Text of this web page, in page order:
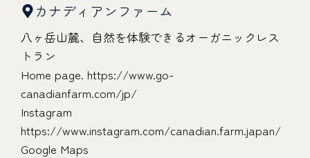
カナディアンファーム
八ヶ岳山麓、自然を体験できるオーガニックレス
トラン
Home page. https://www.go-
canadianfarm.com/jp/
Instagram
https://www.instagram.com/canadian.farm.japan/
Google Maps